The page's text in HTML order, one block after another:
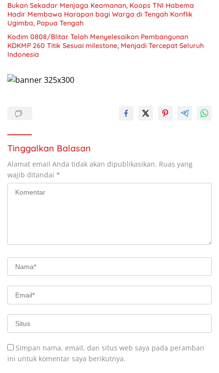
Bukan Sekadar Menjaga Keamanan, Koops TNI Habema
Hadir Membawa Harapan bagi Warga di Tengah Konflik
Ugimba, Papua Tengah
Kodim 0808/Blitar Telah Menyelesaikan Pembangunan
KDKMP 260 Titik Sesuai milestone, Menjadi Tercepat Seluruh
Indonesia
Tinggalkan Balasan
Alamat email Anda tidak akan dipublikasikan. Ruas yang
wajib ditandai *
Simpan nama, email, dan situs web saya pada peramban
ini untuk komentar saya berikutnya.